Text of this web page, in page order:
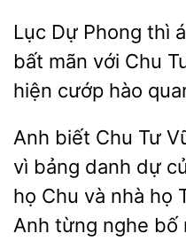
Lục Dự Phong thì
bất mãn với Chu
cướp hào
Anh biết Chu Tư
vì bảng danh dự
họ
và nhà
Anh từng nghe bố